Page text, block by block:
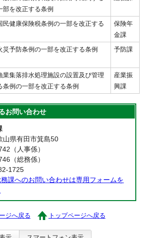
部を改正する条例
民健康保険税条例の一部を改正する
保険年
金課
災予防条例の一部を改正する条例 予防課
業集落排水処理施設の設置及び管理
条例の一部を改正する条例
産業振
興課
お問い合わせ
県有田市箕島50
（人事係）
（総務係）
1725
課へのお問い合わせは専用フォームを
ジへ戻る トップページへ戻る